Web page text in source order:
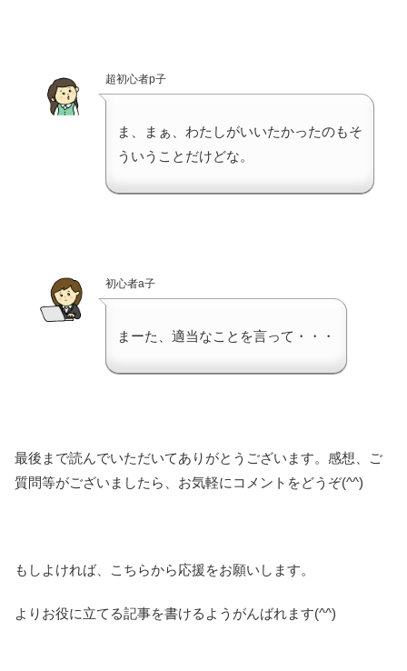
超初心者p子
ま、まぁ、わたしがいいたかったのもそ
ういうことだけどな。
初心者a子
まーた、適当なことを言って・・・
最後まで読んでいただいてありがとうございます。感想、ご
質問等がございましたら、お気軽にコメントをどうぞ(^^)
もしよければ、こちらから応援をお願いします。
よりお役に立てる記事を書けるようがんばれます(^^)